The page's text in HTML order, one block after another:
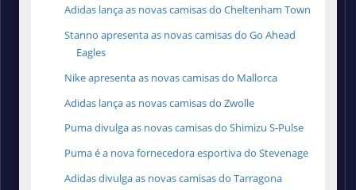
Adidas lança as novas camisas do Cheltenham Town
Stanno apresenta as novas camisas do Go Ahead
Eagles
Nike apresenta as novas camisas do Mallorca
Adidas lança as novas camisas do Zwolle
Puma divulga as novas camisas do Shimizu S-Pulse
Puma é a nova fornecedora esportiva do Stevenage
Adidas divulga as novas camisas do Tarragona